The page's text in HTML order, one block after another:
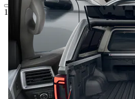
1 555 993 Kč 1